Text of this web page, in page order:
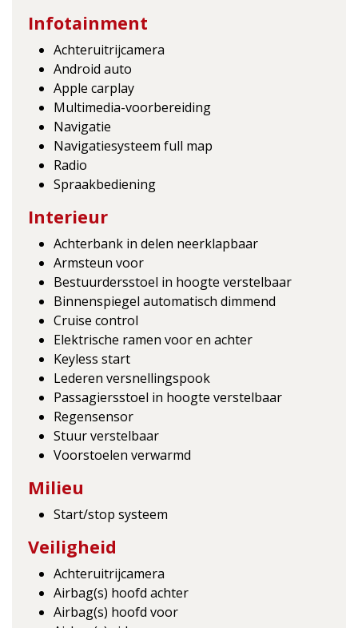
Infotainment
Achteruitrijcamera
Android auto
Apple carplay
Multimedia-voorbereiding
Navigatie
Navigatiesysteem full map
Radio
Spraakbediening
Interieur
Achterbank in delen neerklapbaar
Armsteun voor
Bestuurdersstoel in hoogte verstelbaar
Binnenspiegel automatisch dimmend
Cruise control
Elektrische ramen voor en achter
Keyless start
Lederen versnellingspook
Passagiersstoel in hoogte verstelbaar
Regensensor
Stuur verstelbaar
Voorstoelen verwarmd
Milieu
Start/stop systeem
Veiligheid
Achteruitrijcamera
Airbag(s) hoofd achter
Airbag(s) hoofd voor